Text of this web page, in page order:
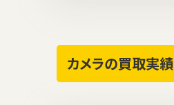
カメラの買取実績